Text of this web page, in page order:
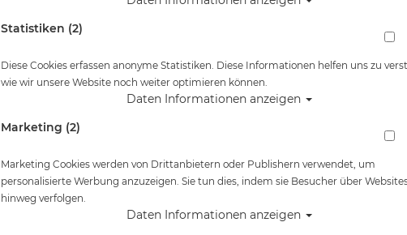
Wassersport Reisen
Sie sind hier Tauchausrüstung Mares Tauchmaske X-Vision
Mares Tauchmaske X-Vision
Artikelnr.: mar-411053master
Statistiken (2)
Diese Cookies erfassen anonyme Statistiken. Diese Informationen helfen uns zu
wie wir unsere Website noch weiter optimieren können.
Daten Informationen anzeigen
Marketing (2)
Marketing Cookies werden von Drittanbietern oder Publishern verwendet, um
personalisierte Werbung anzuzeigen. Sie tun dies, indem sie Besucher über
hinweg verfolgen.
Daten Informationen anzeigen